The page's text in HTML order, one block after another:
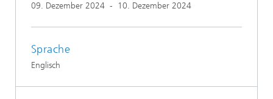
09. Dezember 2024 - 10. Dezember 2024
Sprache
Englisch